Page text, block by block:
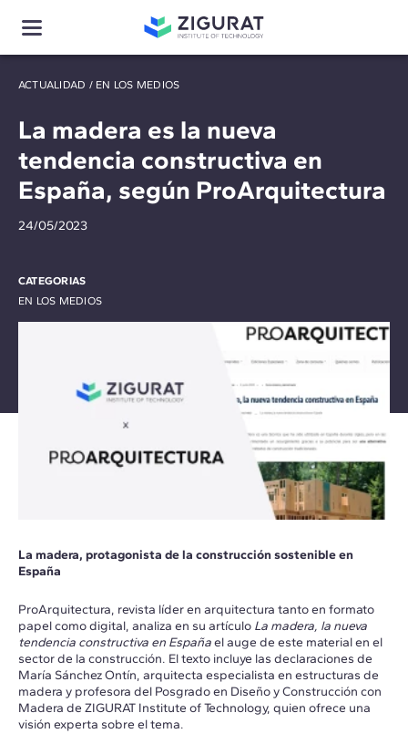
ACTUALIDAD / EN LOS MEDIOS
La madera es la nueva
tendencia constructiva en
España, según ProArquitectura
24/05/2023
CATEGORIAS
EN LOS MEDIOS
La madera, protagonista de la construcción sostenible en
España
ProArquitectura, revista líder en arquitectura tanto en formato
papel como digital, analiza en su artículo La madera, la nueva
tendencia constructiva en Españael auge de este material en el
sector de la construcción. El texto incluye las declaraciones de
María Sánchez Ontín, arquitecta especialista en estructuras de
madera y profesora del Posgrado en Diseño y Construcción con
Madera de ZIGURAT Institute of Technology, quien ofrece una
visión experta sobre el tema.